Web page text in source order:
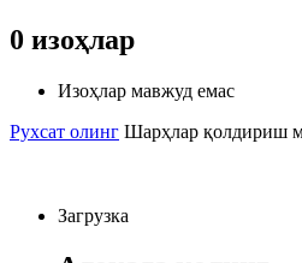
0 изоҳлар
Изоҳлар мавжуд емас
Рухсат олинг Шарҳлар қолдириш
Загрузка